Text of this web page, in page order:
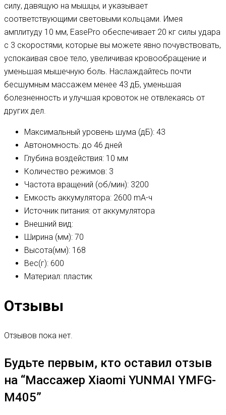
силу, давящую на мышцы, и указывает
соответствующими световыми кольцами. Имея
амплитуду 10 мм, EasePro обеспечивает 20 кг силы удара
с 3 скоростями, которые вы можете явно почувствовать,
успокаивая свое тело, увеличивая кровообращение и
уменьшая мышечную боль. Наслаждайтесь почти
бесшумным массажем менее 43 дБ, уменьшая
болезненность и улучшая кровоток не отвлекаясь от
других дел.
Максимальный уровень шума (дБ): 43
Автономность: до 46 дней
Глубина воздействия: 10 мм
Количество режимов: 3
Частота вращений (об/мин): 3200
Емкость аккумулятора: 2600 mA-ч
Источник питания: от аккумулятора
Внешний вид:
Ширина (мм): 70
Высота(мм): 168
Вес(г): 600
Материал: пластик
Отзывы
Отзывов пока нет.
Будьте первым, кто оставил отзыв
на “Массажер Xiaomi YUNMAI YMFG-
M405”